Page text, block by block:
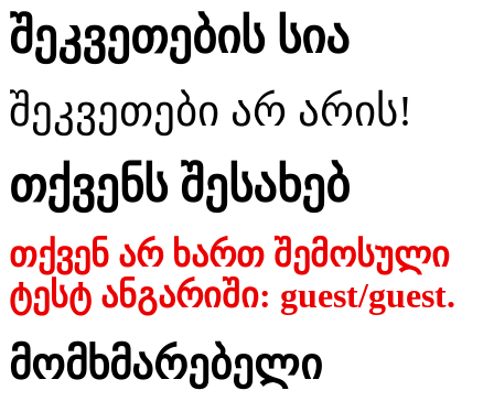
შეკვეთების სია
შეკვეთები არ არის!
თქვენს შესახებ
თქვენ არ ხართ შემოსული
ტესტ ანგარიში: guest/guest.
მომხმარებელი